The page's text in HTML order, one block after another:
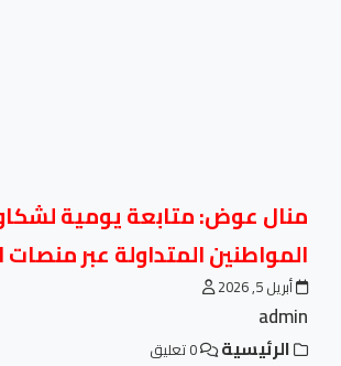
منال عوض: متابعة يومية
المواطنين المتداولة عبر
أبريل 5, 2026
admin
الرئيسية